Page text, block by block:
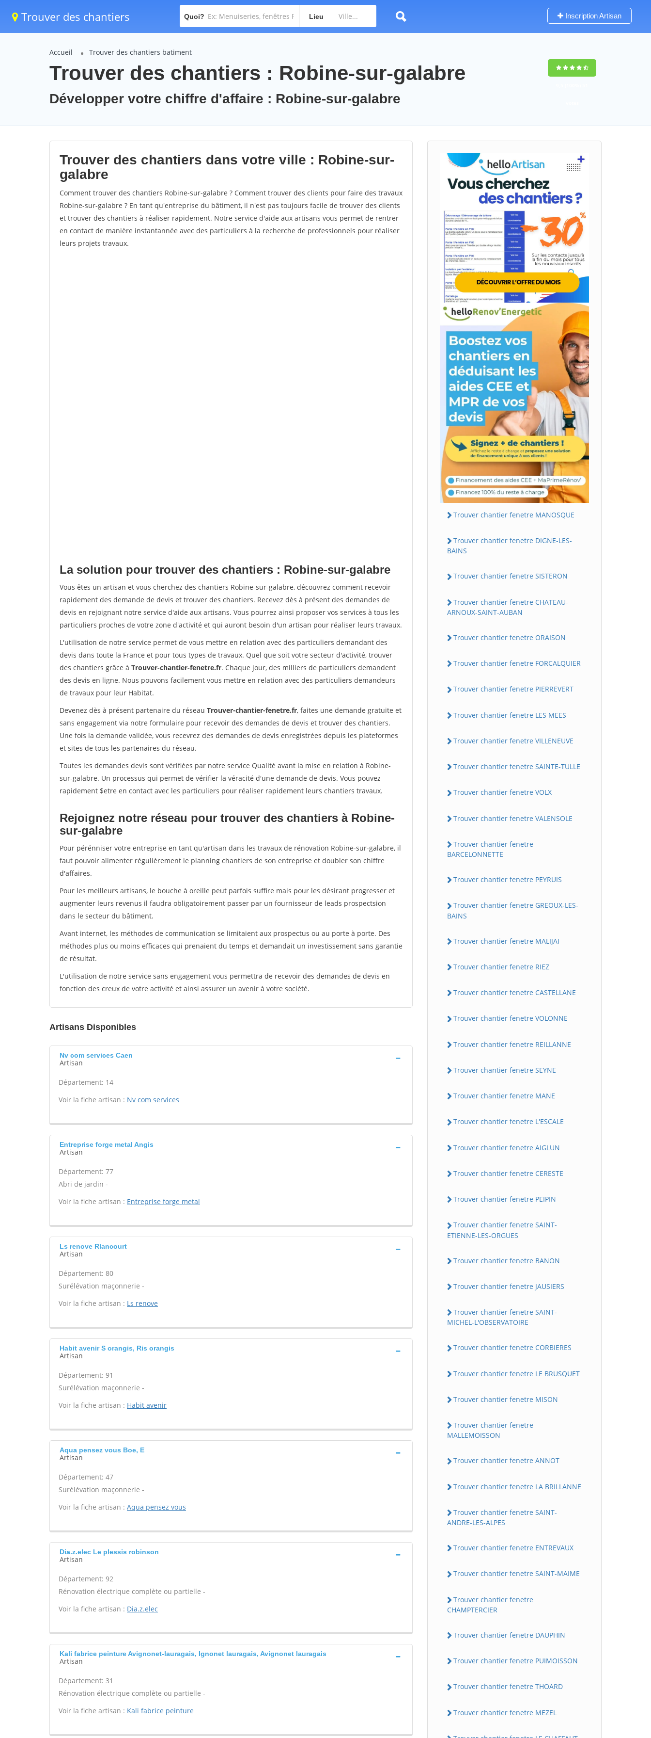
Trouver des chantiers Quoi? Lieu Inscription Artisan
Accueil Trouver des chantiers batiment
Trouver des chantiers : Robine-sur-galabre
Développer votre chiffre d'affaire : Robine-sur-galabre
Trouver des chantiers dans votre ville : Robine-sur-
galabre
Comment trouver des chantiers Robine-sur-galabre ? Comment trouver des clients pour faire des travaux
Robine-sur-galabre ? En tant qu'entreprise du bâtiment, il n'est pas toujours facile de trouver des clients
et trouver des chantiers à réaliser rapidement. Notre service d'aide aux artisans vous permet de rentrer
en contact de manière instantannée avec des particuliers à la recherche de professionnels pour réaliser
leurs projets travaux.
La solution pour trouver des chantiers : Robine-sur-galabre
Vous êtes un artisan et vous cherchez des chantiers Robine-sur-galabre, découvrez comment recevoir
rapidement des demande de devis et trouver des chantiers. Recevez dès à présent des demandes de
devis en rejoignant notre service d'aide aux artisans. Vous pourrez ainsi proposer vos services à tous les
particuliers proches de votre zone d'activité et qui auront besoin d'un artisan pour réaliser leurs travaux.
L'utilisation de notre service permet de vous mettre en relation avec des particuliers demandant des
devis dans toute la France et pour tous types de travaux. Quel que soit votre secteur d'activité, trouver
des chantiers grâce à Trouver-chantier-fenetre.fr. Chaque jour, des milliers de particuliers demandent
des devis en ligne. Nous pouvons facilement vous mettre en relation avec des particuliers demandeurs
de travaux pour leur Habitat.
Devenez dès à présent partenaire du réseau Trouver-chantier-fenetre.fr, faites une demande gratuite et
sans engagement via notre formulaire pour recevoir des demandes de devis et trouver des chantiers.
Une fois la demande validée, vous recevrez des demandes de devis enregistrées depuis les plateformes
et sites de tous les partenaires du réseau.
Toutes les demandes devis sont vérifiées par notre service Qualité avant la mise en relation à Robine-
sur-galabre. Un processus qui permet de vérifier la véracité d'une demande de devis. Vous pouvez
rapidement $etre en contact avec les particuliers pour réaliser rapidement leurs chantiers travaux.
Rejoignez notre réseau pour trouver des chantiers à Robine-
sur-galabre
Pour pérénniser votre entreprise en tant qu'artisan dans les travaux de rénovation Robine-sur-galabre, il
faut pouvoir alimenter régulièrement le planning chantiers de son entreprise et doubler son chiffre
d'affaires.
Pour les meilleurs artisans, le bouche à oreille peut parfois suffire mais pour les désirant progresser et
augmenter leurs revenus il faudra obligatoirement passer par un fournisseur de leads prospectsion
dans le secteur du bâtiment.
Avant internet, les méthodes de communication se limitaient aux prospectus ou au porte à porte. Des
méthodes plus ou moins efficaces qui prenaient du temps et demandait un investissement sans garantie
de résultat.
L'utilisation de notre service sans engagement vous permettra de recevoir des demandes de devis en
fonction des creux de votre activité et ainsi assurer un avenir à votre société.
Artisans Disponibles
Nv com services Caen
Artisan
Département: 14
Voir la fiche artisan : Nv com services
Entreprise forge metal Angis
Artisan
Département: 77
Abri de jardin -
Voir la fiche artisan : Entreprise forge metal
Ls renove Rlancourt
Artisan
Département: 80
Surélévation maçonnerie -
Voir la fiche artisan : Ls renove
Habit avenir S orangis, Ris orangis
Artisan
Département: 91
Surélévation maçonnerie -
Voir la fiche artisan : Habit avenir
Aqua pensez vous Boe, E
Artisan
Département: 47
Surélévation maçonnerie -
Voir la fiche artisan : Aqua pensez vous
Dia.z.elec Le plessis robinson
Artisan
Département: 92
Rénovation électrique complète ou partielle -
Voir la fiche artisan : Dia.z.elec
Kali fabrice peinture Avignonet-lauragais, Ignonet lauragais, Avignonet lauragais
Artisan
Département: 31
Rénovation électrique complète ou partielle -
Voir la fiche artisan : Kali fabrice peinture
Trouver chantier fenetre MANOSQUE
Trouver chantier fenetre DIGNE-LES-
BAINS
Trouver chantier fenetre SISTERON
Trouver chantier fenetre CHATEAU-
ARNOUX-SAINT-AUBAN
Trouver chantier fenetre ORAISON
Trouver chantier fenetre FORCALQUIER
Trouver chantier fenetre PIERREVERT
Trouver chantier fenetre LES MEES
Trouver chantier fenetre VILLENEUVE
Trouver chantier fenetre SAINTE-TULLE
Trouver chantier fenetre VOLX
Trouver chantier fenetre VALENSOLE
Trouver chantier fenetre
BARCELONNETTE
Trouver chantier fenetre PEYRUIS
Trouver chantier fenetre GREOUX-LES-
BAINS
Trouver chantier fenetre MALIJAI
Trouver chantier fenetre RIEZ
Trouver chantier fenetre CASTELLANE
Trouver chantier fenetre VOLONNE
Trouver chantier fenetre REILLANNE
Trouver chantier fenetre SEYNE
Trouver chantier fenetre MANE
Trouver chantier fenetre L'ESCALE
Trouver chantier fenetre AIGLUN
Trouver chantier fenetre CERESTE
Trouver chantier fenetre PEIPIN
Trouver chantier fenetre SAINT-
ETIENNE-LES-ORGUES
Trouver chantier fenetre BANON
Trouver chantier fenetre JAUSIERS
Trouver chantier fenetre SAINT-
MICHEL-L'OBSERVATOIRE
Trouver chantier fenetre CORBIERES
Trouver chantier fenetre LE BRUSQUET
Trouver chantier fenetre MISON
Trouver chantier fenetre
MALLEMOISSON
Trouver chantier fenetre ANNOT
Trouver chantier fenetre LA BRILLANNE
Trouver chantier fenetre SAINT-
ANDRE-LES-ALPES
Trouver chantier fenetre ENTREVAUX
Trouver chantier fenetre SAINT-MAIME
Trouver chantier fenetre
CHAMPTERCIER
Trouver chantier fenetre DAUPHIN
Trouver chantier fenetre PUIMOISSON
Trouver chantier fenetre THOARD
Trouver chantier fenetre MEZEL